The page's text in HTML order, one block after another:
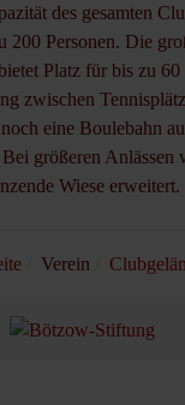
des gesamten
200 Personen. Die
Platz für bis zu
zwischen
eine Boulebahn
größeren Anlässen
Wiese erweitert.
Verein